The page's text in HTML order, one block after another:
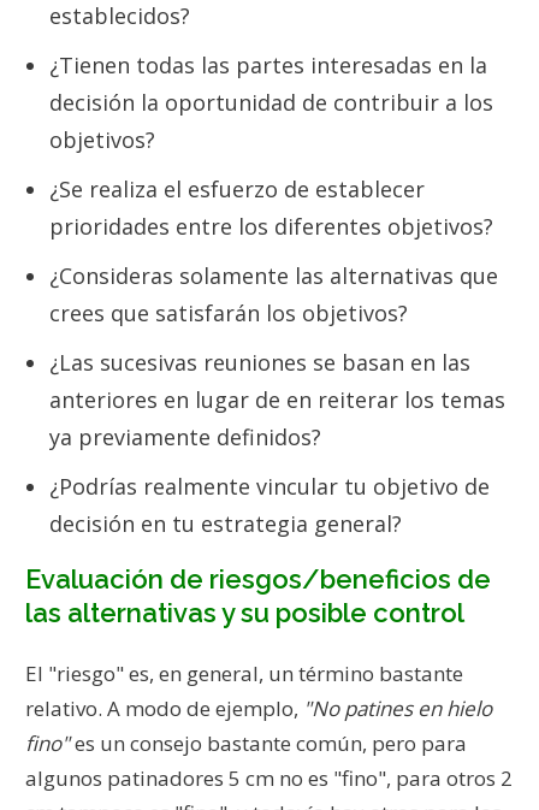
establecidos?
¿Tienen todas las partes interesadas en la
decisión la oportunidad de contribuir a los
objetivos?
¿Se realiza el esfuerzo de establecer
prioridades entre los diferentes objetivos?
¿Consideras solamente las alternativas que
crees que satisfarán los objetivos?
¿Las sucesivas reuniones se basan en las
anteriores en lugar de en reiterar los temas
ya previamente definidos?
¿Podrías realmente vincular tu objetivo de
decisión en tu estrategia general?
Evaluación de riesgos/beneficios de
las alternativas y su posible control
El "riesgo" es, en general, un término bastante
relativo. A modo de ejemplo, "No patines en hielo
fino"es un consejo bastante común, pero para
algunos patinadores 5 cm no es "fino", para otros 2